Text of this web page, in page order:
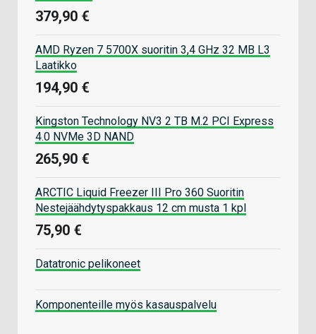
379,90 €
AMD Ryzen 7 5700X suoritin 3,4 GHz 32 MB L3
Laatikko
194,90 €
Kingston Technology NV3 2 TB M.2 PCI Express
4.0 NVMe 3D NAND
265,90 €
ARCTIC Liquid Freezer III Pro 360 Suoritin
Nestejäähdytyspakkaus 12 cm musta 1 kpl
75,90 €
Datatronic pelikoneet
Komponenteille myös kasauspalvelu